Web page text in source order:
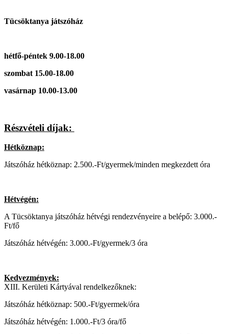
Tücsöktanya játszóház
hétfő-péntek 9.00-18.00
szombat 15.00-18.00
vasárnap 10.00-13.00
Részvételi díjak:
Hétköznap:
Játszóház hétköznap: 2.500.-Ft/gyermek/minden megkezdett óra
Hétvégén:
A Tücsöktanya játszóház hétvégi rendezvényeire a belépő: 3.000.-
Ft/fő
Játszóház hétvégén: 3.000.-Ft/gyermek/3 óra
Kedvezmények:
XIII. Kerületi Kártyával rendelkezőknek:
Játszóház hétköznap: 500.-Ft/gyermek/óra
Játszóház hétvégén: 1.000.-Ft/3 óra/fő